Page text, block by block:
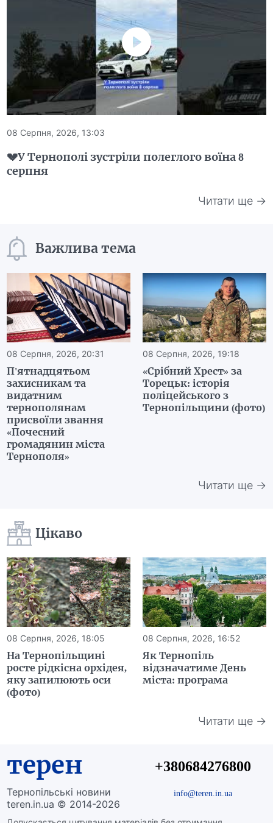
08 Серпня, 2026, 13:03
💔У Тернополі зустріли полеглого воїна 8
серпня
Читати ще →
Важлива тема
08 Серпня, 2026, 20:31
П'ятнадцятьом
захисникам та
видатним
тернополянам
присвоїли звання
«Почесний
громадянин міста
Тернополя»
08 Серпня, 2026, 19:18
«Срібний Хрест» за
Торецьк: історія
поліцейського з
Тернопільщини (фото)
Читати ще →
Цікаво
08 Серпня, 2026, 18:05
На Тернопільщині
росте рідкісна орхідея,
яку запилюють оси
(фото)
08 Серпня, 2026, 16:52
Як Тернопіль
відзначатиме День
міста: програма
Читати ще →
терен
Тернопільські новини
teren.in.ua © 2014-2026
+380684276800
info@teren.in.ua